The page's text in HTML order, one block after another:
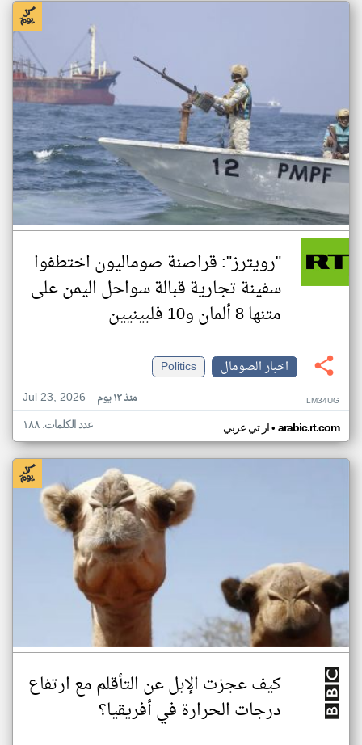
"رويترز": قراصنة صوماليون اختطفوا
سفينة تجارية قبالة سواحل اليمن على
متنها 8 ألمان و10 فلبينيين
اخبار الصومال
Politics
Jul 23, 2026
منذ ١٣ يوم LM34UG
ار تي عربي• arabic.rt.com عدد الكلمات: ١٨٨
كيف عجزت الإبل عن التأقلم مع ارتفاع
درجات الحرارة في أفريقيا؟